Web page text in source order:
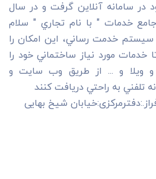
در سامانه آنلاين گرفت و در سال
جامع خدمات " با نام تجاري " سلام
سيستم خدمت رساني، اين امکان را
خدمات مورد نياز ساختماني خود را
و ويلا و ... از طريق وب سايت و
تلفني به راحتي دريافت کنند
شیخ بهایی